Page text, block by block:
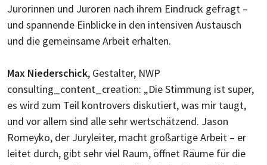
Jurorinnen und Juroren nach ihrem Eindruck gefragt –
und spannende Einblicke in den intensiven Austausch
und die gemeinsame Arbeit erhalten.
Max Niederschick, Gestalter, NWP
consulting_content_creation: „Die Stimmung ist super,
es wird zum Teil kontrovers diskutiert, was mir taugt,
und vor allem sind alle sehr wertschätzend. Jason
Romeyko, der Juryleiter, macht großartige Arbeit – er
leitet durch, gibt sehr viel Raum, öffnet Räume für die